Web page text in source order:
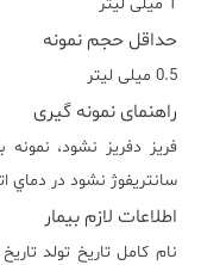
حداقل حجم نمونه
0.5 میلی لیتر
راهنمای نمونه گیری
سانتريفوژ نشود در دماي
اطلاعات لازم بیمار
نام کامل تاریخ تولد